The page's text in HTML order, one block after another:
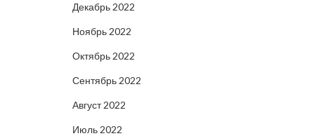
Декабрь 2022
Ноябрь 2022
Октябрь 2022
Сентябрь 2022
Август 2022
Июль 2022